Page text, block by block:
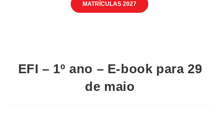
MATRÍCULAS 2027
EFI – 1º ano – E-book para 29
de maio